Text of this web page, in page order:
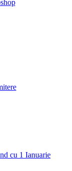
cu 1 Ianuarie